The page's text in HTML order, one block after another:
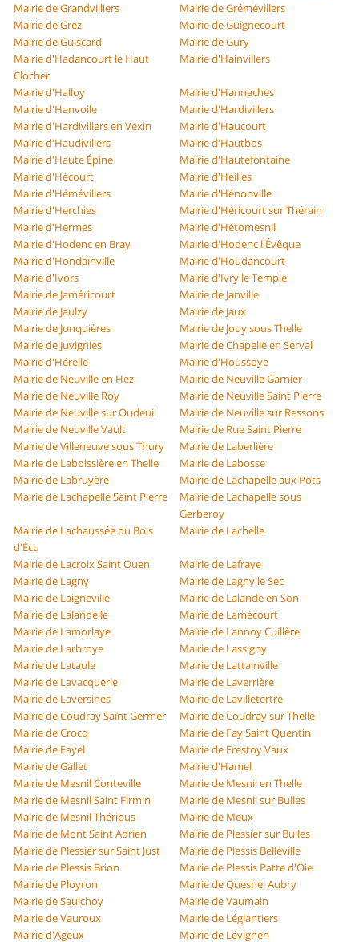
Mairie de Grandvilliers
Mairie de Grémévillers
Mairie de Grez
Mairie de Guignecourt
Mairie de Guiscard
Mairie de Gury
Mairie d'Hadancourt le Haut
Clocher
Mairie d'Hainvillers
Mairie d'Halloy
Mairie d'Hannaches
Mairie d'Hanvoile
Mairie d'Hardivillers
Mairie d'Hardivillers en Vexin
Mairie d'Haucourt
Mairie d'Haudivillers
Mairie d'Hautbos
Mairie d'Haute Épine
Mairie d'Hautefontaine
Mairie d'Hécourt
Mairie d'Heilles
Mairie d'Hémévillers
Mairie d'Hénonville
Mairie d'Herchies
Mairie d'Héricourt sur Thérain
Mairie d'Hermes
Mairie d'Hétomesnil
Mairie d'Hodenc en Bray
Mairie d'Hodenc l'Évêque
Mairie d'Hondainville
Mairie d'Houdancourt
Mairie d'Ivors
Mairie d'Ivry le Temple
Mairie de Jaméricourt
Mairie de Janville
Mairie de Jaulzy
Mairie de Jaux
Mairie de Jonquières
Mairie de Jouy sous Thelle
Mairie de Juvignies
Mairie de Chapelle en Serval
Mairie d'Hérelle
Mairie d'Houssoye
Mairie de Neuville en Hez
Mairie de Neuville Garnier
Mairie de Neuville Roy
Mairie de Neuville Saint Pierre
Mairie de Neuville sur Oudeuil
Mairie de Neuville sur Ressons
Mairie de Neuville Vault
Mairie de Rue Saint Pierre
Mairie de Villeneuve sous Thury
Mairie de Laberlière
Mairie de Laboissière en Thelle
Mairie de Labosse
Mairie de Labruyère
Mairie de Lachapelle aux Pots
Mairie de Lachapelle Saint Pierre
Mairie de Lachapelle sous
Gerberoy
Mairie de Lachaussée du Bois
d'Écu
Mairie de Lachelle
Mairie de Lacroix Saint Ouen
Mairie de Lafraye
Mairie de Lagny
Mairie de Lagny le Sec
Mairie de Laigneville
Mairie de Lalande en Son
Mairie de Lalandelle
Mairie de Lamécourt
Mairie de Lamorlaye
Mairie de Lannoy Cuillère
Mairie de Larbroye
Mairie de Lassigny
Mairie de Lataule
Mairie de Lattainville
Mairie de Lavacquerie
Mairie de Laverrière
Mairie de Laversines
Mairie de Lavilletertre
Mairie de Coudray Saint Germer
Mairie de Coudray sur Thelle
Mairie de Crocq
Mairie de Fay Saint Quentin
Mairie de Fayel
Mairie de Frestoy Vaux
Mairie de Gallet
Mairie d'Hamel
Mairie de Mesnil Conteville
Mairie de Mesnil en Thelle
Mairie de Mesnil Saint Firmin
Mairie de Mesnil sur Bulles
Mairie de Mesnil Théribus
Mairie de Meux
Mairie de Mont Saint Adrien
Mairie de Plessier sur Bulles
Mairie de Plessier sur Saint Just
Mairie de Plessis Belleville
Mairie de Plessis Brion
Mairie de Plessis Patte d'Oie
Mairie de Ployron
Mairie de Quesnel Aubry
Mairie de Saulchoy
Mairie de Vaumain
Mairie de Vauroux
Mairie de Léglantiers
Mairie d'Ageux
Mairie de Lévignen